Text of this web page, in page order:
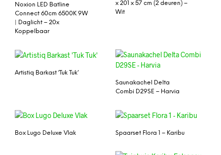
Noxion LED Batline
Connect 60cm 6500K 9W
| Daglicht – 20x
Koppelbaar
x 201 x 57 cm (2 deuren) –
Wit
Artistiq Barkast ‘Tuk Tuk’
Saunakachel Delta
Combi D29SE – Harvia
Box Lugo Deluxe Vlak Spaarset Flora 1 – Karibu